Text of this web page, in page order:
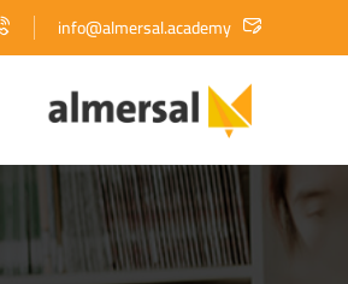
info@almersal.academy